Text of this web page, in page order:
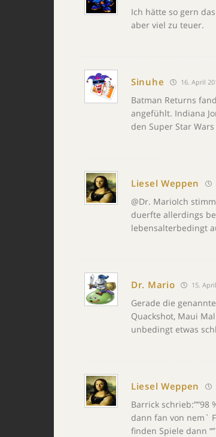
Ich hätte so gern
aber viel zu teuer.
Sinuhe 16. April
Batman Returns
angefühlt. Indiana
den Super Star
Liesel Weppen
@Dr. MarioIch
duerfte allerdings
lebensalterbedingt
Dr. Mario 15.
Gerade die
Quackshot, Maui
unbedingt etwas
Liesel Weppen
Barrick
dann fan von nem`
finden Spiele dann